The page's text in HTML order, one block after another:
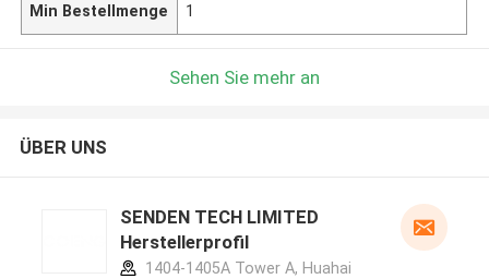
Min Bestellmenge 1
Sehen Sie mehr an
ÜBER UNS
SENDEN TECH LIMITED
Herstellerprofil
1404-1405A Tower A, Huahai